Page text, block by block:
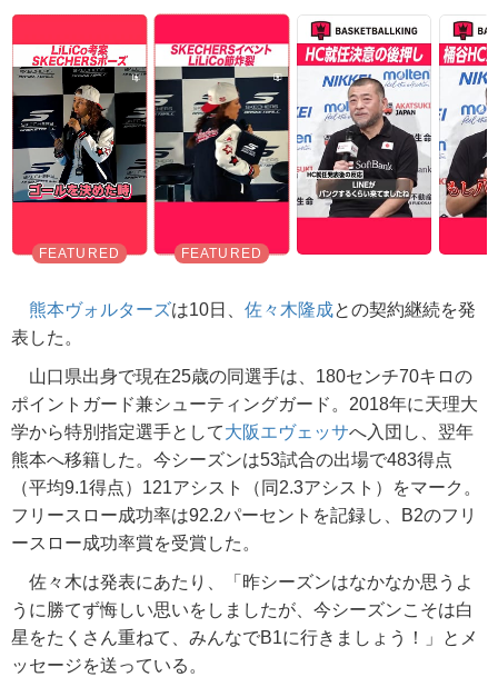
熊本ヴォルターズは10日、 佐々木隆成との契約継続を発
表した。
山口県出身で現在25歳の同選手は、180センチ70キロの
ポイントガード兼シューティングガード。2018年に天理大
学から特別指定選手として大阪エヴェッサへ入団し、翌年
熊本へ移籍した。今シーズンは53試合の出場で483得点
（平均9.1得点）121アシスト（同2.3アシスト）をマーク。
フリースロー成功率は92.2パーセントを記録し、B2のフリ
ースロー成功率賞を受賞した。
佐々木は発表にあたり、「昨シーズンはなかなか思うよ
うに勝てず悔しい思いをしましたが、今シーズンこそは白
星をたくさん重ねて、みんなでB1に行きましょう！」とメ
ッセージを送っている。